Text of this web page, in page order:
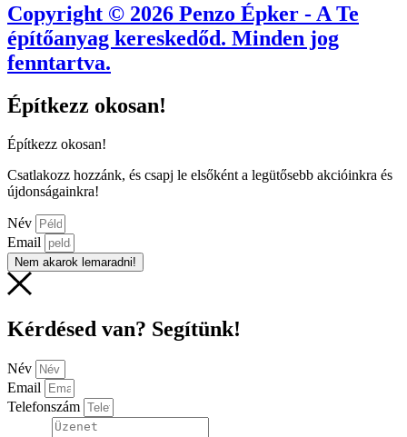
Copyright © 2026 Penzo Épker - A Te
építőanyag kereskedőd. Minden jog
fenntartva.
Építkezz okosan!
Építkezz okosan!
Csatlakozz hozzánk, és csapj le elsőként a legütősebb akcióinkra és
újdonságainkra!
Név
Email
Nem akarok lemaradni!
Kérdésed van? Segítünk!
Név
Email
Telefonszám